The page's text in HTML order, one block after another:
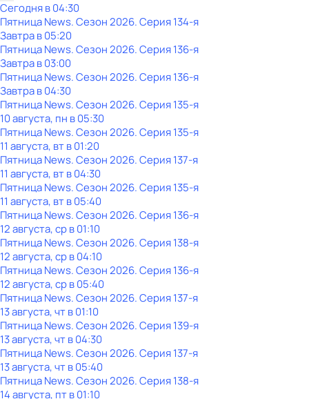
Сегодня в 04:30
Пятница News. Сезон 2026. Серия 134-я
Завтра в 05:20
Пятница News. Сезон 2026. Серия 136-я
Завтра в 03:00
Пятница News. Сезон 2026. Серия 136-я
Завтра в 04:30
Пятница News. Сезон 2026. Серия 135-я
10 августа, пн в 05:30
Пятница News. Сезон 2026. Серия 135-я
11 августа, вт в 01:20
Пятница News. Сезон 2026. Серия 137-я
11 августа, вт в 04:30
Пятница News. Сезон 2026. Серия 135-я
11 августа, вт в 05:40
Пятница News. Сезон 2026. Серия 136-я
12 августа, ср в 01:10
Пятница News. Сезон 2026. Серия 138-я
12 августа, ср в 04:10
Пятница News. Сезон 2026. Серия 136-я
12 августа, ср в 05:40
Пятница News. Сезон 2026. Серия 137-я
13 августа, чт в 01:10
Пятница News. Сезон 2026. Серия 139-я
13 августа, чт в 04:30
Пятница News. Сезон 2026. Серия 137-я
13 августа, чт в 05:40
Пятница News. Сезон 2026. Серия 138-я
14 августа, пт в 01:10